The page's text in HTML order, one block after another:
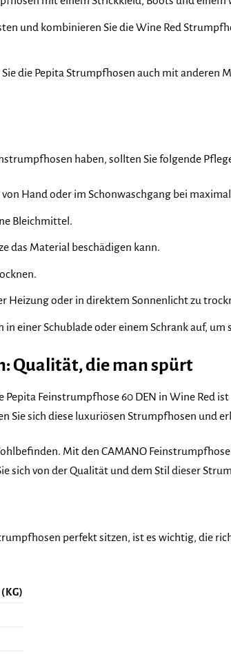
und kombinieren Sie die Wine Red
die Pepita Strumpfhosen auch mit anderen
haben, sollten Sie folgende
Hand oder im Schonwaschgang bei
Bleichmittel.
das Material beschädigen kann.
Heizung oder in direktem Sonnenlicht zu
einer Schublade oder einem Schrank auf,
Qualität, die man spürt
Feinstrumpfhose 60 DEN in Wine Red
Sie sich diese luxuriösen Strumpfhosen und
Mit den CAMANO
sich von der Qualität und dem Stil dieser
perfekt sitzen, ist es wichtig, die